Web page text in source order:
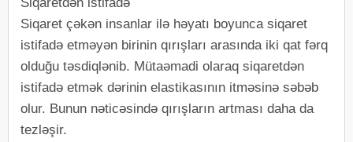
Siqaret çəkən insanlar ilə həyatı boyunca siqaret
istifadə etməyən birinin qırışları arasında iki qat fərq
olduğu təsdiqlənib. Mütaəmadi olaraq siqaretdən
istifadə etmək dərinin elastikasının itməsinə səbəb
olur. Bunun nəticəsində qırışların artması daha da
tezləşir.